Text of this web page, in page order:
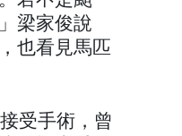
梁家俊說
也看見馬匹
受手術，曾